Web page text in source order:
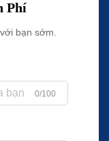
Phí
bạn sớm.
0/100